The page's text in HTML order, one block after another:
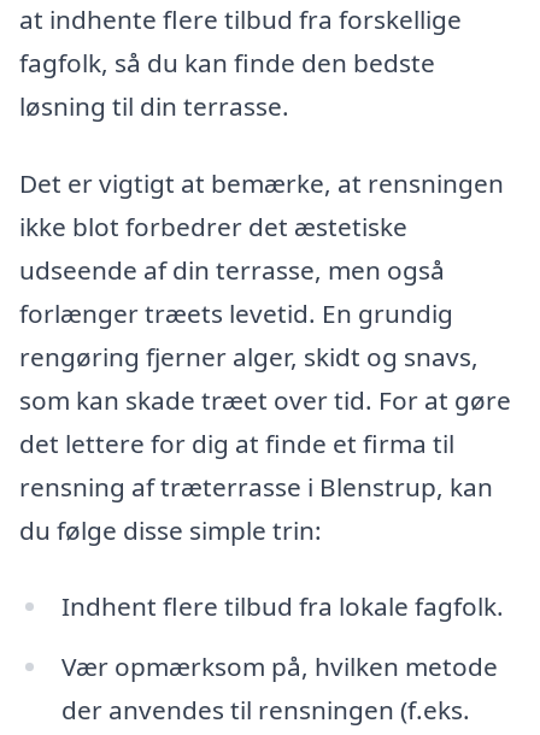
at indhente flere tilbud fra forskellige
fagfolk, så du kan finde den bedste
løsning til din terrasse.
Det er vigtigt at bemærke, at rensningen
ikke blot forbedrer det æstetiske
udseende af din terrasse, men også
forlænger træets levetid. En grundig
rengøring fjerner alger, skidt og snavs,
som kan skade træet over tid. For at gøre
det lettere for dig at finde et firma til
rensning af træterrasse i Blenstrup, kan
du følge disse simple trin:
Indhent flere tilbud fra lokale fagfolk.
Vær opmærksom på, hvilken metode
der anvendes til rensningen (f.eks.